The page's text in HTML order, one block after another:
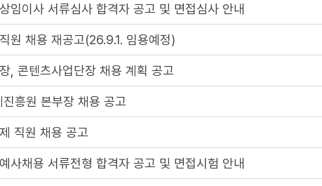
임이사 서류심사 합격자 공고 및 면접심사 안내
원 채용 재공고(26.9.1. 임용예정)
, 콘텐츠사업단장 채용 계획 공고
흥원 본부장 채용 공고
직원 채용 공고
사채용 서류전형 합격자 공고 및 면접시험 안내